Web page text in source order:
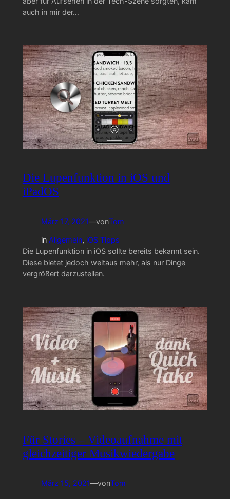
auch in mir der…
Die Lupenfunktion in iOS und
iPadOS
März 17, 2021—vonTom
in Allgemein, iOS Tipps
Die Lupenfunktion in iOS sollte bereits bekannt sein.
Diese bietet jedoch weitaus mehr, als nur Dinge
vergrößert darzustellen.
Für Stories – Videoaufnahme mit
gleichzeitiger Musikwiedergabe
März 15, 2021—vonTom